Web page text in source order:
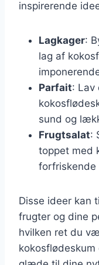
inspirerende
Lagkager:
lag af
Parfait: Lav
sund og
Frugtsalat:
toppet med
forfriskende
Disse ideer kan
frugter og dine
hvilken ret du